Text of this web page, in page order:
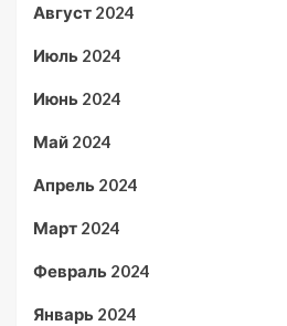
Август 2024
Июль 2024
Июнь 2024
Май 2024
Апрель 2024
Март 2024
Февраль 2024
Январь 2024